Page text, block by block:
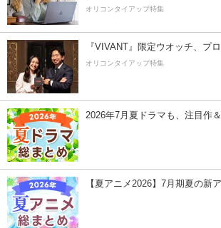
オリコンタイアップ特集
『VIVANT』限定ウオッチ、プ
オリコンタイアップ特集
2026年7月夏ドラマも、注目作
【夏アニメ2026】7月期夏の新